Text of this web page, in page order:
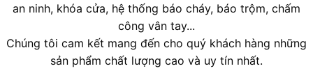
an ninh, khóa cửa, hệ thống báo cháy, báo trộm, chấm
công vân tay...
Chúng tôi cam kết mang đến cho quý khách hàng những
sản phẩm chất lượng cao và uy tín nhất.